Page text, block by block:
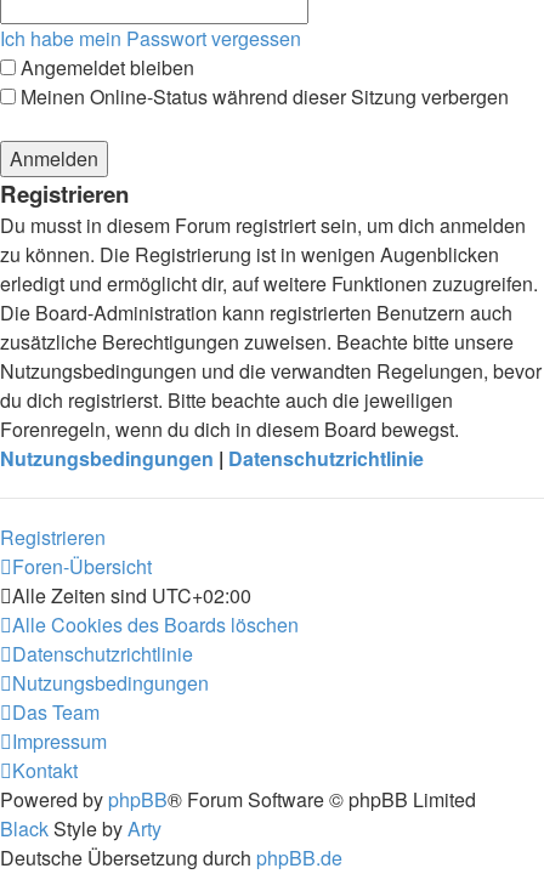
Ich habe mein Passwort vergessen
Angemeldet bleiben
Meinen Online-Status während dieser Sitzung verbergen
Registrieren
Du musst in diesem Forum registriert sein, um dich anmelden
zu können. Die Registrierung ist in wenigen Augenblicken
erledigt und ermöglicht dir, auf weitere Funktionen zuzugreifen.
Die Board-Administration kann registrierten Benutzern auch
zusätzliche Berechtigungen zuweisen. Beachte bitte unsere
Nutzungsbedingungen und die verwandten Regelungen, bevor
du dich registrierst. Bitte beachte auch die jeweiligen
Forenregeln, wenn du dich in diesem Board bewegst.
Nutzungsbedingungen | Datenschutzrichtlinie
Registrieren
Foren-Übersicht
Alle Zeiten sind UTC+02:00
Alle Cookies des Boards löschen
Datenschutzrichtlinie
Nutzungsbedingungen
Das Team
Impressum
Kontakt
Powered by phpBB® Forum Software © phpBB Limited
BlackStyle byArty
Deutsche Übersetzung durch phpBB.de